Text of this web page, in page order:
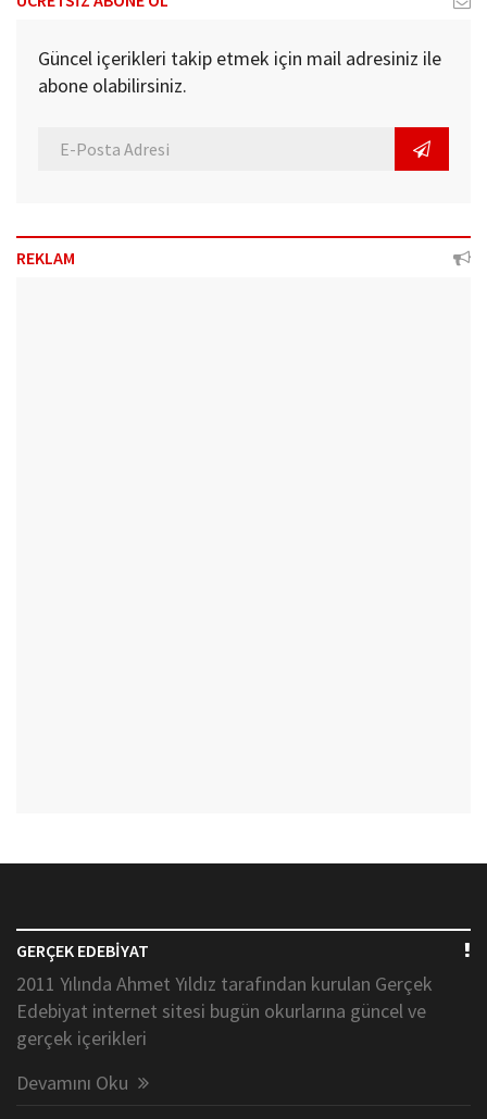
Güncel içerikleri takip etmek için mail adresiniz ile
abone olabilirsiniz.
REKLAM
GERÇEK EDEBİYAT
2011 Yılında Ahmet Yıldız tarafından kurulan Gerçek
Edebiyat internet sitesi bugün okurlarına güncel ve
gerçek içerikleri
Devamını Oku